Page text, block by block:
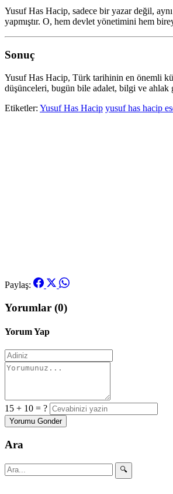
Yusuf Has Hacip, sadece bir yazar değil,
yapmıştır. O, hem devlet yönetimini hem
Sonuç
Yusuf Has Hacip, Türk tarihinin en önemli
düşünceleri, bugün bile adalet, bilgi ve ahlak
Etiketler: Yusuf Has Hacip yusuf has hacip
Paylaş:
Yorumlar (0)
Yorum Yap
15 + 10 = ?
Yorumu Gonder
Ara
🔍